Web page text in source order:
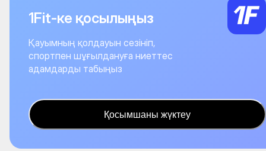
1Fit-ке қосылыңыз
Қауымның қолдауын сезініп,
спортпен шұғылдануға ниеттес
адамдарды табыңыз
Қосымшаны жүктеу